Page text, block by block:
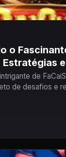
o
Estratégias
de
de desafios e